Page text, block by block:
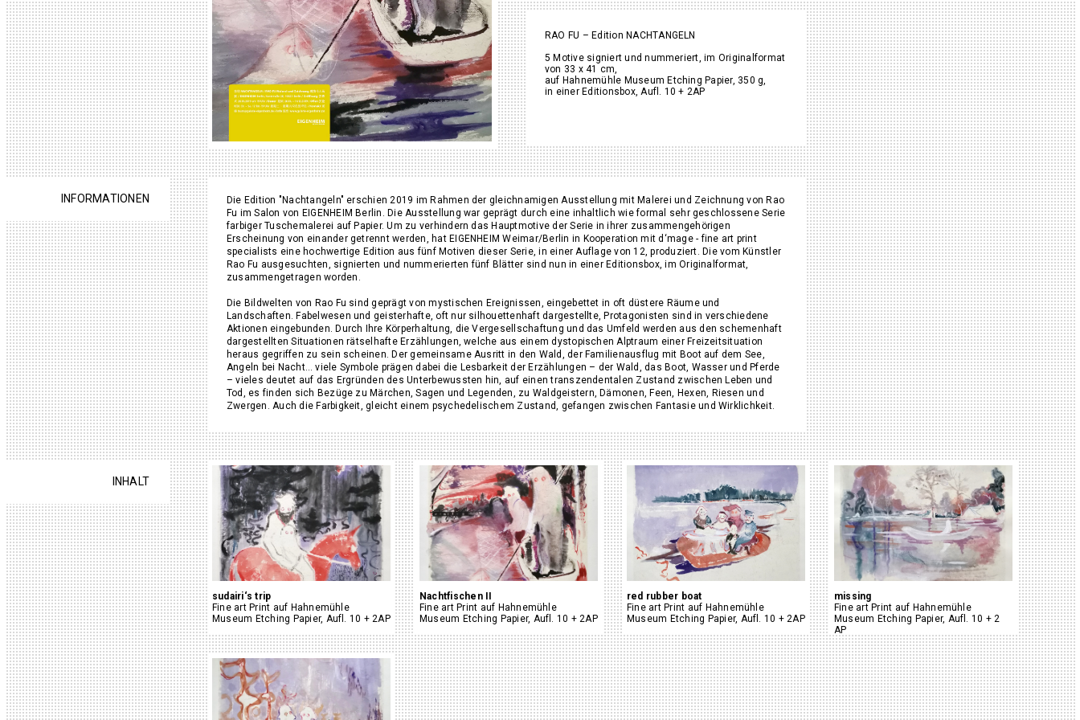
RAO FU – Edition NACHTANGELN
5 Motive signiert und nummeriert, im Originalformat
von 33 x 41 cm,
auf Hahnemühle Museum Etching Papier, 350 g,
in einer Editionsbox, Aufl. 10 + 2AP
INFORMATIONEN
Die Edition "Nachtangeln" erschien 2019 im Rahmen der gleichnamigen Ausstellung mit Malerei und Zeichnung von Rao
Fu im Salon von EIGENHEIM Berlin. Die Ausstellung war geprägt durch eine inhaltlich wie formal sehr geschlossene Serie
farbiger Tuschemalerei auf Papier. Um zu verhindern das Hauptmotive der Serie in ihrer zusammengehörigen
Erscheinung von einander getrennt werden, hat EIGENHEIM Weimar/Berlin in Kooperation mit d‘mage - fine art print
specialists eine hochwertige Edition aus fünf Motiven dieser Serie, in einer Auflage von 12, produziert. Die vom Künstler
Rao Fu ausgesuchten, signierten und nummerierten fünf Blätter sind nun in einer Editionsbox, im Originalformat,
zusammengetragen worden.
Die Bildwelten von Rao Fu sind geprägt von mystischen Ereignissen, eingebettet in oft düstere Räume und
Landschaften. Fabelwesen und geisterhafte, oft nur silhouettenhaft dargestellte, Protagonisten sind in verschiedene
Aktionen eingebunden. Durch Ihre Körperhaltung, die Vergesellschaftung und das Umfeld werden aus den schemenhaft
dargestellten Situationen rätselhafte Erzählungen, welche aus einem dystopischen Alptraum einer Freizeitsituation
heraus gegriffen zu sein scheinen. Der gemeinsame Ausritt in den Wald, der Familienausflug mit Boot auf dem See,
Angeln bei Nacht… viele Symbole prägen dabei die Lesbarkeit der Erzählungen – der Wald, das Boot, Wasser und Pferde
– vieles deutet auf das Ergründen des Unterbewussten hin, auf einen transzendentalen Zustand zwischen Leben und
Tod, es finden sich Bezüge zu Märchen, Sagen und Legenden, zu Waldgeistern, Dämonen, Feen, Hexen, Riesen und
Zwergen. Auch die Farbigkeit, gleicht einem psychedelischem Zustand, gefangen zwischen Fantasie und Wirklichkeit.
INHALT
sudairi‘s trip
Fine art Print auf Hahnemühle
Museum Etching Papier, Aufl. 10 + 2AP
Nachtfischen II
Fine art Print auf Hahnemühle
Museum Etching Papier, Aufl. 10 + 2AP
red rubber boat
Fine art Print auf Hahnemühle
Museum Etching Papier, Aufl. 10 + 2AP
missing
Fine art Print auf Hahnemühle
Museum Etching Papier, Aufl. 10 + 2
AP